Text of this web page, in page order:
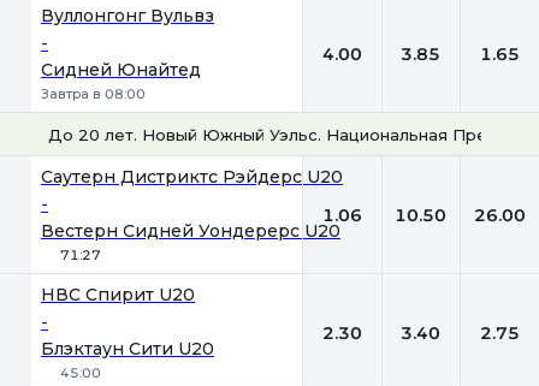
Вуллонгонг Вульвз
-
Сидней Юнайтед
Завтра в 08:00
4.00 3.85 1.65
До 20 лет. Новый Южный Уэльс. Национальная Премьер-
1
Саутерн Дистриктс Рэйдерс U20
-
Вестерн Сидней Уондерерс U20
71:27
1.06 10.50 26.00
НВС Спирит U20
-
Блэктаун Сити U20
45:00
2.30 3.40 2.75